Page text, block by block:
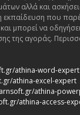
αλλά και
εκπαίδευση που
μπορεί να
της αγοράς.
athina-word-expert
athina-excel-expert
athina-
athina-access-